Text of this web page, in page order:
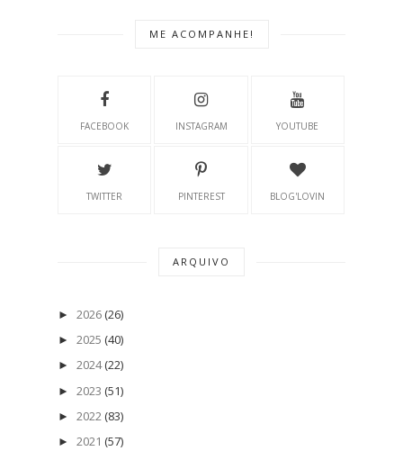
ME ACOMPANHE!
FACEBOOK INSTAGRAM YOUTUBE
TWITTER PINTEREST BLOG'LOVIN
ARQUIVO
► 2026 (26)
► 2025 (40)
► 2024 (22)
► 2023 (51)
► 2022 (83)
► 2021 (57)